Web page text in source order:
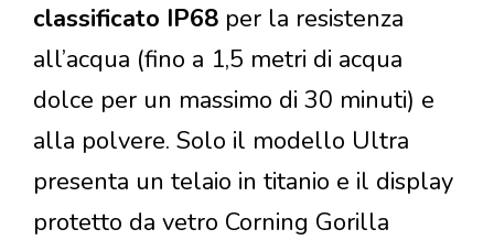
classificato IP68 per la resistenza
all’acqua (fino a 1,5 metri di acqua
dolce per un massimo di 30 minuti) e
alla polvere. Solo il modello Ultra
presenta un telaio in titanio e il display
protetto da vetro Corning Gorilla